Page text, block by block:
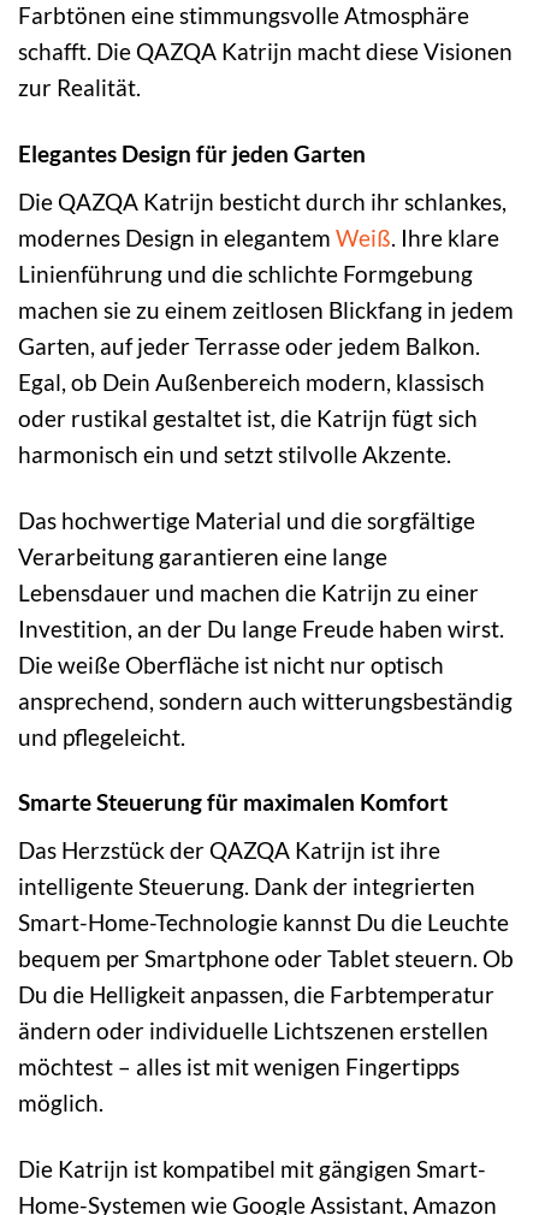
Farbtönen eine stimmungsvolle Atmosphäre
schafft. Die QAZQA Katrijn macht diese Visionen
zur Realität.
Elegantes Design für jeden Garten
Die QAZQA Katrijn besticht durch ihr schlankes,
modernes Design in elegantem Weiß . Ihre klare
Linienführung und die schlichte Formgebung
machen sie zu einem zeitlosen Blickfang in jedem
Garten, auf jeder Terrasse oder jedem Balkon.
Egal, ob Dein Außenbereich modern, klassisch
oder rustikal gestaltet ist, die Katrijn fügt sich
harmonisch ein und setzt stilvolle Akzente.
Das hochwertige Material und die sorgfältige
Verarbeitung garantieren eine lange
Lebensdauer und machen die Katrijn zu einer
Investition, an der Du lange Freude haben wirst.
Die weiße Oberfläche ist nicht nur optisch
ansprechend, sondern auch witterungsbeständig
und pflegeleicht.
Smarte Steuerung für maximalen Komfort
Das Herzstück der QAZQA Katrijn ist ihre
intelligente Steuerung. Dank der integrierten
Smart-Home-Technologie kannst Du die Leuchte
bequem per Smartphone oder Tablet steuern. Ob
Du die Helligkeit anpassen, die Farbtemperatur
ändern oder individuelle Lichtszenen erstellen
möchtest – alles ist mit wenigen Fingertipps
möglich.
Die Katrijn ist kompatibel mit gängigen Smart-
Home-Systemen wie Google Assistant, Amazon